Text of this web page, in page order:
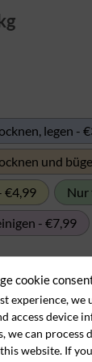
cookie
experience, we
access device
we can process
website. If
legen -
und
€4,99
Nur
- €7,99
Wäschekorb